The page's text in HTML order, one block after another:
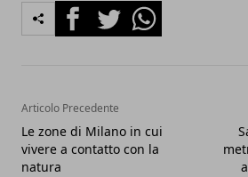
FacebookTwitterWhatsapp
Articolo Precedente
Le zone di Milano in cui
vivere a contatto con la
natura